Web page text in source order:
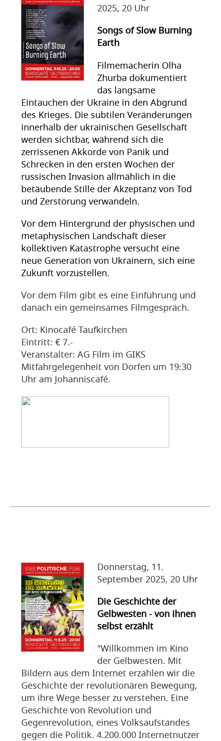
2025, 20 Uhr
Songs of Slow Burning
Earth
Filmemacherin Olha
Zhurba dokumentiert
das langsame
Eintauchen der Ukraine in den Abgrund
des Krieges. Die subtilen Veränderungen
innerhalb der ukrainischen Gesellschaft
werden sichtbar, während sich die
zerrissenen Akkorde von Panik und
Schrecken in den ersten Wochen der
russischen Invasion allmählich in die
betäubende Stille der Akzeptanz von Tod
und Zerstörung verwandeln.
Vor dem Hintergrund der physischen und
metaphysischen Landschaft dieser
kollektiven Katastrophe versucht eine
neue Generation von Ukrainern, sich eine
Zukunft vorzustellen.
Vor dem Film gibt es eine Einführung und
danach ein gemeinsames Filmgespräch.
Ort: Kinocafé Taufkirchen
Eintritt: € 7.-
Veranstalter: AG Film im GIKS
Mitfahrgelegenheit von Dorfen um 19:30
Uhr am Johanniscafé.
Donnerstag, 11.
September 2025, 20 Uhr
Die Geschichte der
Gelbwesten - von ihnen
selbst erzählt
"Willkommen im Kino
der Gelbwesten. Mit
Bildern aus dem Internet erzählen wir die
Geschichte der revolutionären Bewegung,
um ihre Wege besser zu verstehen. Eine
Geschichte von Revolution und
Gegenrevolution, eines Volksaufstandes
gegen die Politik. 4.200.000 Internetnutzer